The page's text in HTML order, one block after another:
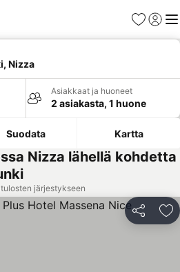
Suosikit
Nizza
Asiakkaat ja huoneet
2 asiakasta, 1 huone
Suodata Kartta
Nizza lähellä kohdetta
järjestykseen
Jaa